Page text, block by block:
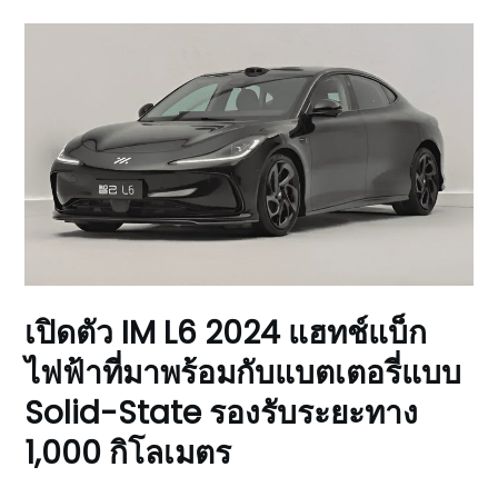
เปิดตัว IM L6 2024 แฮทช์แบ็ก
ไฟฟ้าที่มาพร้อมกับแบตเตอรี่แบบ
Solid-State รองรับระยะทาง
1,000 กิโลเมตร